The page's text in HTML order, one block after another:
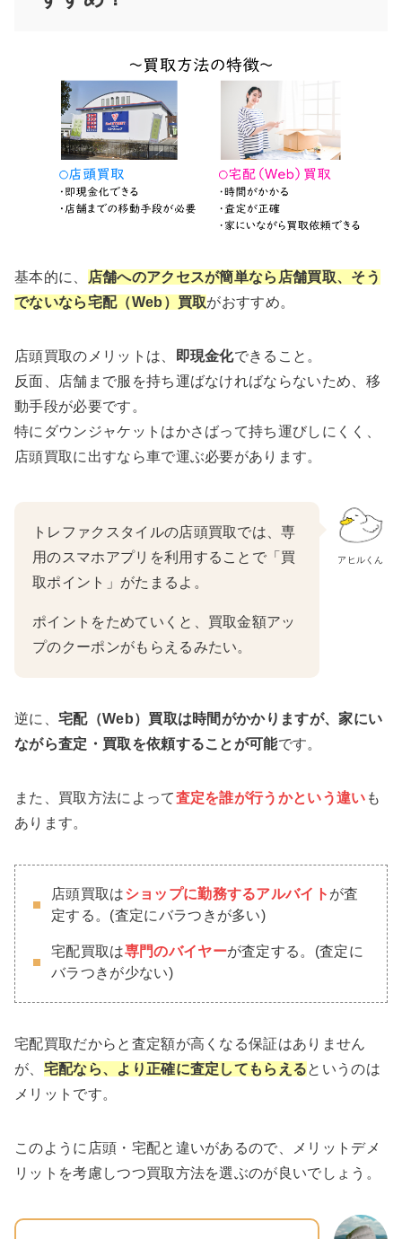
基本的に、
店舗へのアクセスが簡単なら店舗買取、そう
でないなら宅配（Web）買取がおすすめ。
店頭買取のメリットは、 即現金化できること。
反面、店舗まで服を持ち運ばなければならないため、移
動手段が必要です。
特にダウンジャケットはかさばって持ち運びしにくく、
店頭買取に出すなら車で運ぶ必要があります。
アヒルくん
トレファクスタイルの店頭買取では、専
用のスマホアプリを利用することで「買
取ポイント」がたまるよ。
ポイントをためていくと、買取金額アッ
プのクーポンがもらえるみたい。
逆に、 宅配（Web）買取は時間がかかりますが、家にい
ながら査定・買取を依頼することが可能です。
また、買取方法によって査定を誰が行うかという違い も
あります。
店頭買取はショップに勤務するアルバイト が査
定する。(査定にバラつきが多い)
宅配買取は専門のバイヤーが査定する。(査定に
バラつきが少ない)
宅配買取だからと査定額が高くなる保証はありません
が、 宅配なら、 より正確に査定してもらえるというのは
メリットです。
このように店頭・宅配と違いがあるので、メリットデメ
リットを考慮しつつ買取方法を選ぶのが良いでしょう。